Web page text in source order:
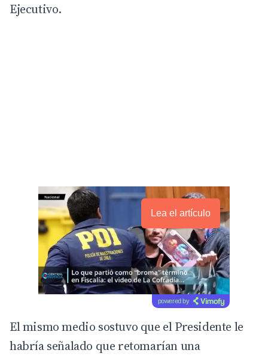
Ejecutivo.
Lea el artículo
powered by
El mismo medio sostuvo que el Presidente le
habría señalado que retomarían una